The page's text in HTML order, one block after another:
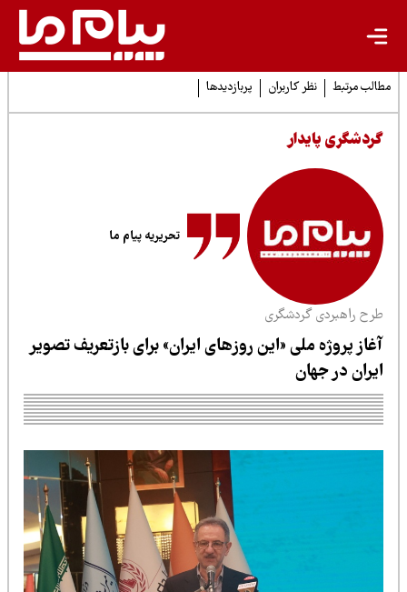
مرتبط نظر کاربران پربازدیدها
پایدار
تحریریه پیام ما
راهبردی گردشگری
پروژه ملی «این روزهای ایران» برای بازتعریف تصویر
در جهان